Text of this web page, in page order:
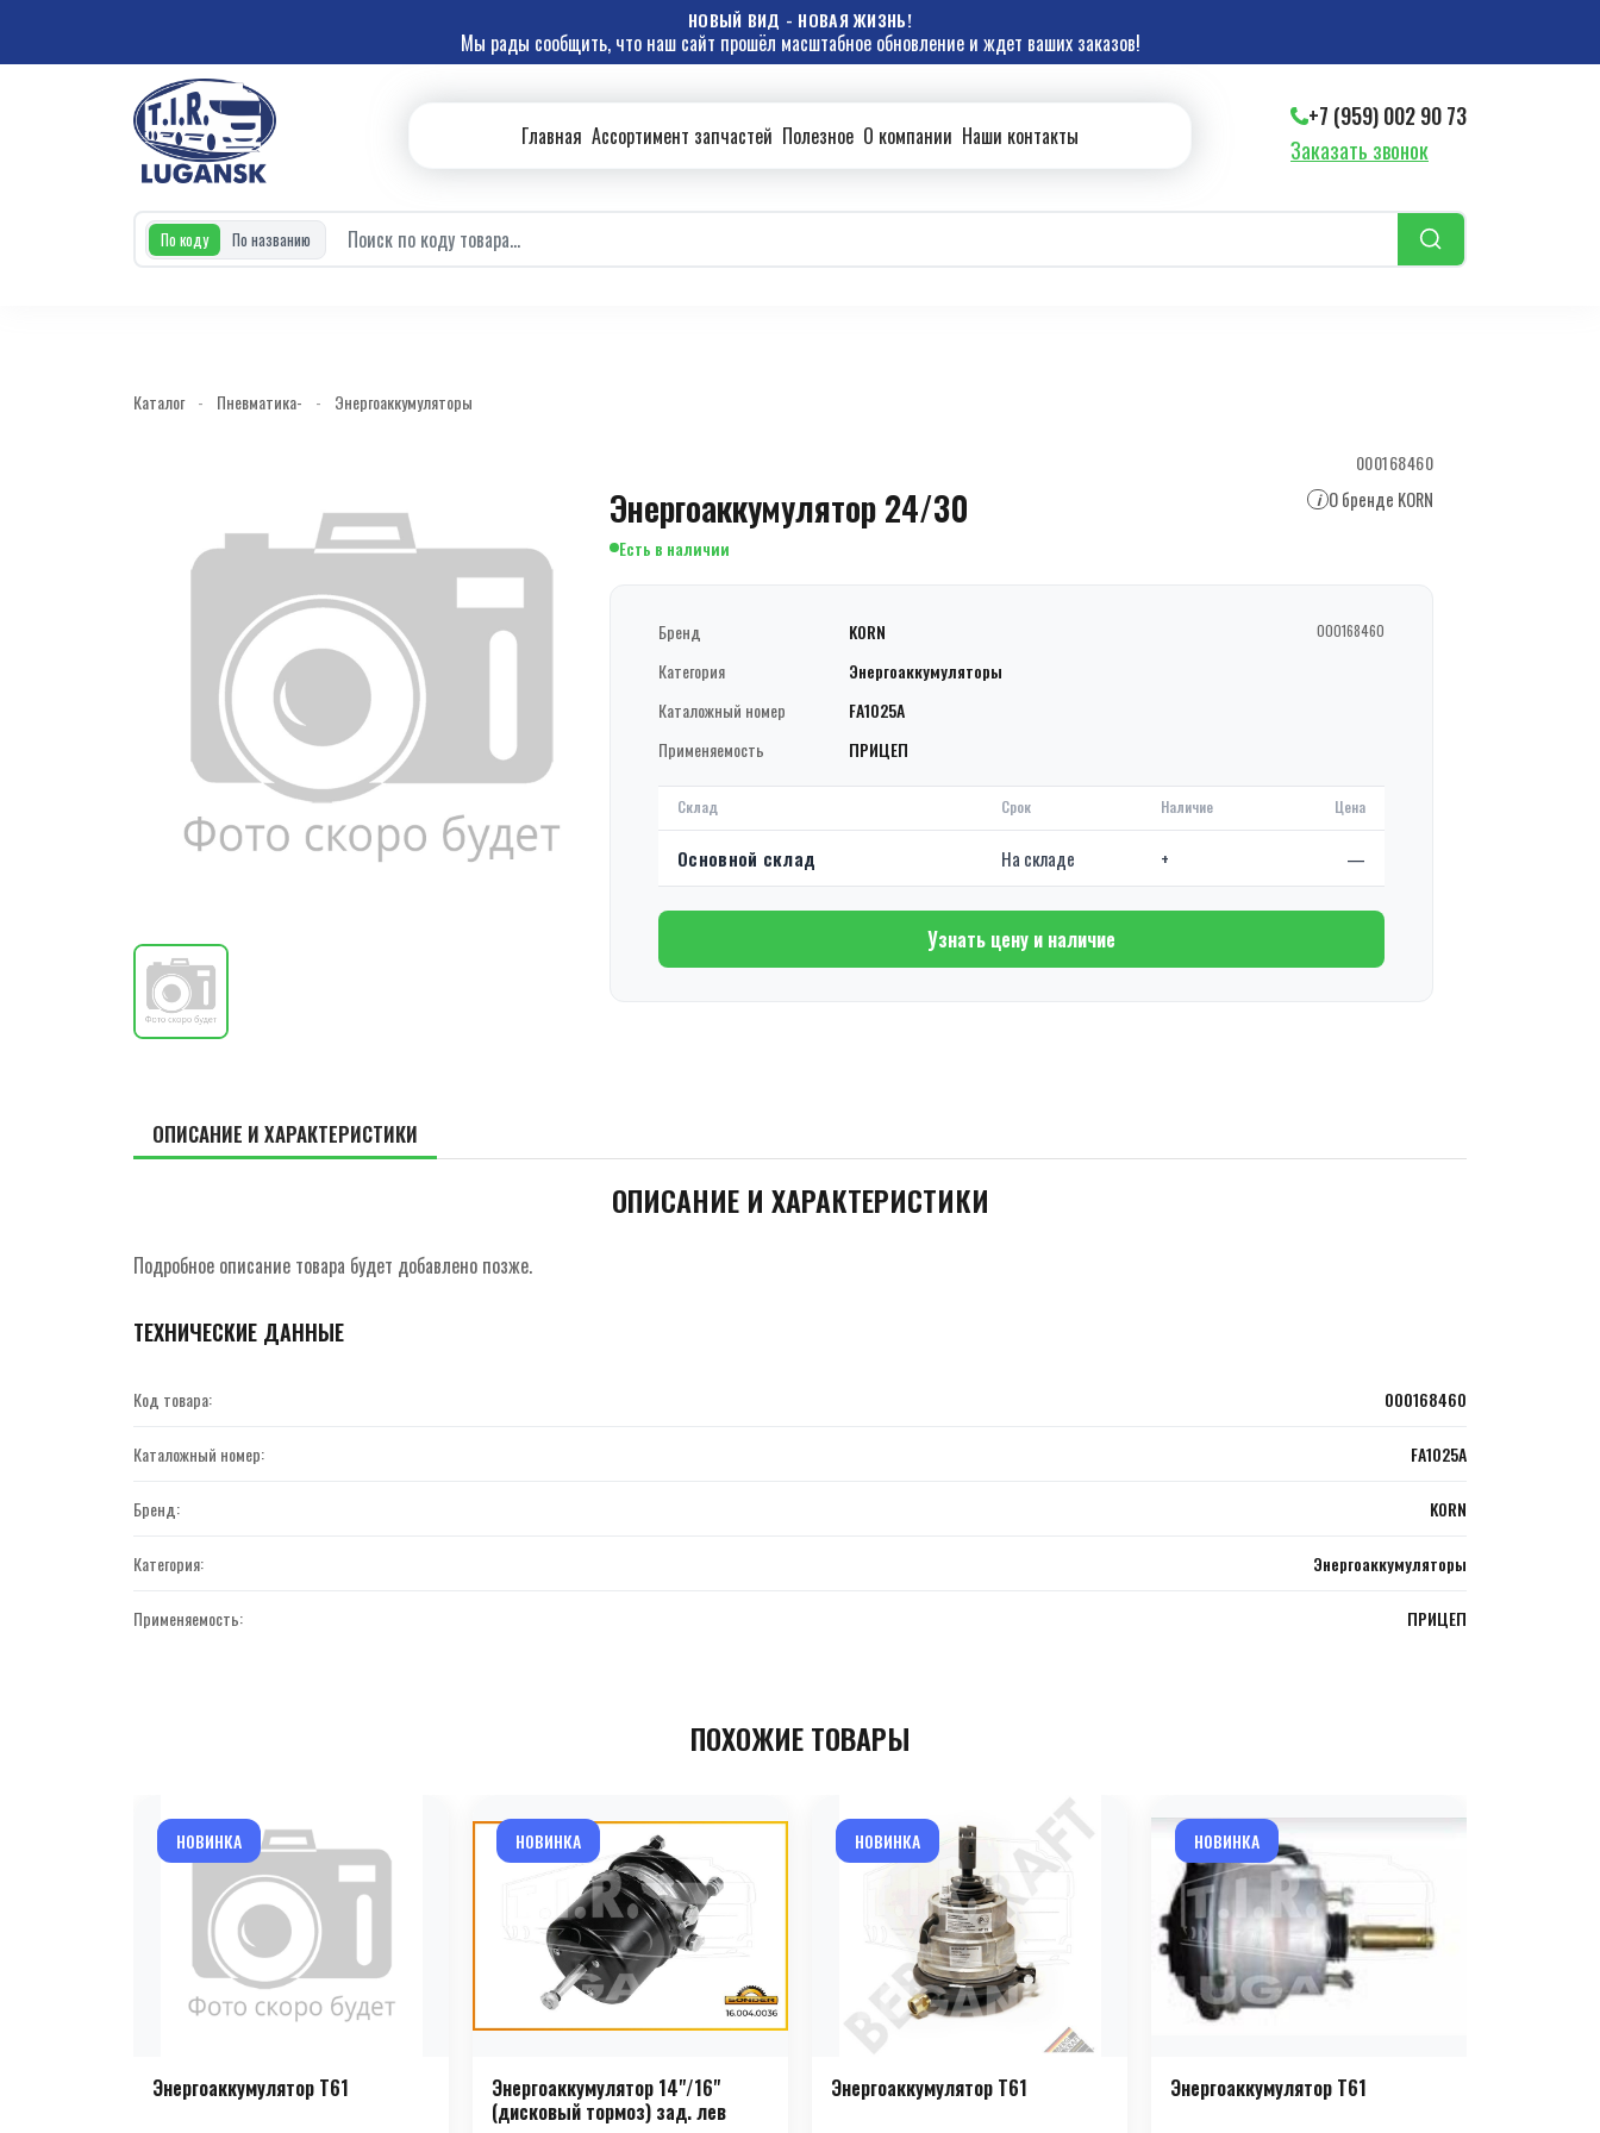
НОВЫЙ ВИД - НОВАЯ ЖИЗНЬ!
Мы рады сообщить, что наш сайт прошёл масштабное обновление и ждет ваших заказов!
Главная Ассортимент запчастей Полезное О компании Наши контакты
+7 (959) 002 90 73
Заказать звонок
По коду По названию
Каталог - Пневматика- - Энергоаккумуляторы
000168460
Энергоаккумулятор 24/30 i О бренде KORN
Есть в наличии
Бренд KORN 000168460
Категория
Энергоаккумуляторы
Каталожный номер
FA1025A
Применяемость
ПРИЦЕП
Склад Срок Наличие Цена
Основной склад На складе + —
Узнать цену и наличие
ОПИСАНИЕ И ХАРАКТЕРИСТИКИ
ОПИСАНИЕ И ХАРАКТЕРИСТИКИ
Подробное описание товара будет добавлено позже.
ТЕХНИЧЕСКИЕ ДАННЫЕ
Код товара: 000168460
Каталожный номер: FA1025A
Бренд: KORN
Категория: Энергоаккумуляторы
Применяемость: ПРИЦЕП
ПОХОЖИЕ ТОВАРЫ
НОВИНКА
Энергоаккумулятор T61
НОВИНКА
Энергоаккумулятор 14"/16"
(дисковый тормоз) зад. лев
НОВИНКА
Энергоаккумулятор T61
НОВИНКА
Энергоаккумулятор T61